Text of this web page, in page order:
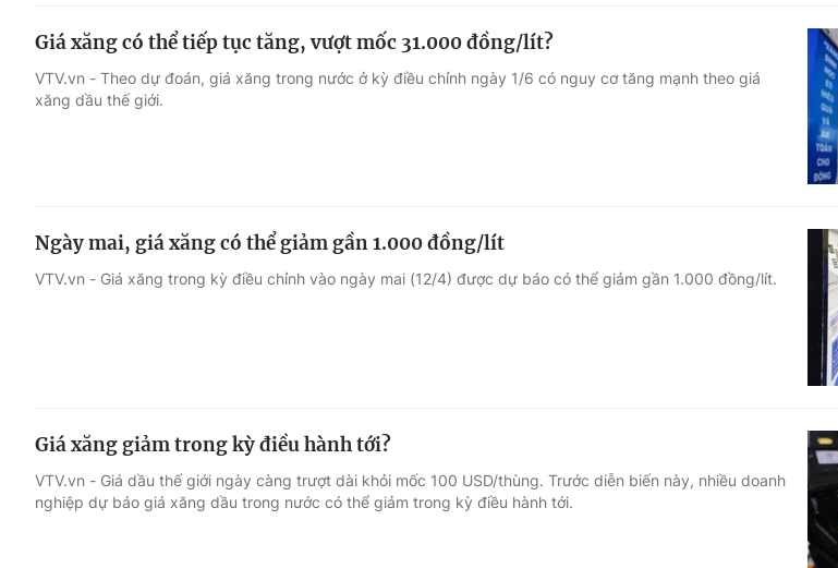
Điện ảnh
Âm nhạc
Sao
Làm đẹp
Học trực tuyến
Giá xăng có thể tiếp tục tăng, vượt mốc 31.000 đồng/lít?
VTV.vn - Theo dự đoán, giá xăng trong nước ở kỳ điều chỉnh ngày 1/6 có nguy cơ tăng mạnh theo giá
xăng dầu thế giới.
Ngày mai, giá xăng có thể giảm gần 1.000 đồng/lít
VTV.vn - Giá xăng trong kỳ điều chỉnh vào ngày mai (12/4) được dự báo có thể giảm gần 1.000 đồng/lít.
Giá xăng giảm trong kỳ điều hành tới?
VTV.vn - Giá dầu thế giới ngày càng trượt dài khỏi mốc 100 USD/thùng. Trước diễn biến này, nhiều doanh
nghiệp dự báo giá xăng dầu trong nước có thể giảm trong kỳ điều hành tới.